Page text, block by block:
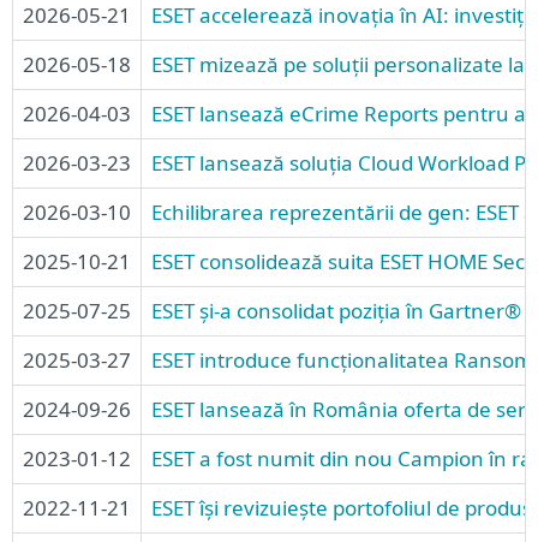
2026-05-21
ESET accelerează inovația în AI:
2026-05-18
ESET mizează pe soluții personalizate la
2026-04-03
ESET lansează eCrime Reports
2026-03-23
ESET lansează soluția Cloud Workload
2026-03-10
Echilibrarea reprezentării de gen: ESET
2025-10-21
ESET consolidează suita ESET HOME
2025-07-25
ESET și-a consolidat poziția în
2025-03-27
ESET introduce funcționalitatea
2024-09-26
ESET lansează în România oferta de
2023-01-12
ESET a fost numit din nou Campion în
2022-11-21
ESET își revizuiește portofoliul de